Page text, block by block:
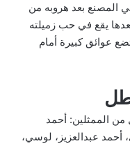
المصنع بعد هروبه من
يقع في حب زميلته
تضع عوائق كبيرة أمام
الممثلين: أحمد
أحمد عبدالعزيز، لوسي،